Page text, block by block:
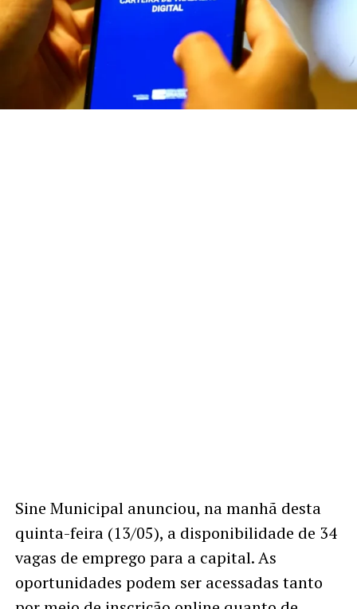
Sine Municipal anunciou, na manhã desta
quinta-feira (13/05), a disponibilidade de 34
vagas de emprego para a capital. As
oportunidades podem ser acessadas tanto